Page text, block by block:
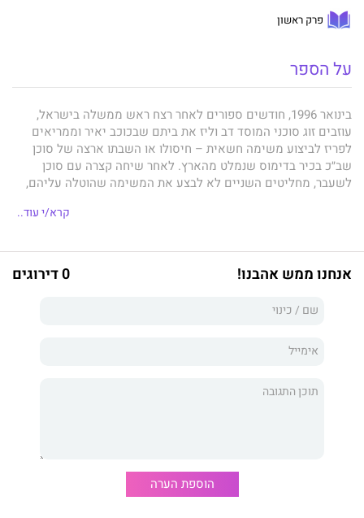
פרק ראשון
על הספר
בינואר 1996, חודשים ספורים לאחר רצח ראש ממשלה בישראל,
עוזבים זוג סוכני המוסד דב וליז את ביתם שבכוכב יאיר וממריאים
לפריז לביצוע משימה חשאית – חיסולו או השבתו ארצה של סוכן
שב״כ בכיר בדימוס שנמלט מהארץ. לאחר שיחה קצרה עם סוכן
לשעבר, מחליטים השניים לא לבצע את המשימה שהוטלה עליהם,
לאחר מכן, מוצאים בני הזוג את מותם בתאונת דרכים בפרוור מרוחק
דין פלילי מצליח, איש שב"כ עטור תהילה והאקר מחשבים, מכתב
את נסיבות מותם של זוג סוכני המוסד מסוף המאה שעברה, ואת רצף
מצליחים לחשוף ממחישה שלא הם, לא גופי הביטחון ואפילו לא
הוא מותחן מהיר קצב, המתאר את מאבקם
הבלתי-אפשרי של שלושה גברים לחשוף את עברם, כמו גם את
קרא/י עוד..
אנחנו ממש אהבנו! 0 דירוגים
הוספת הערה